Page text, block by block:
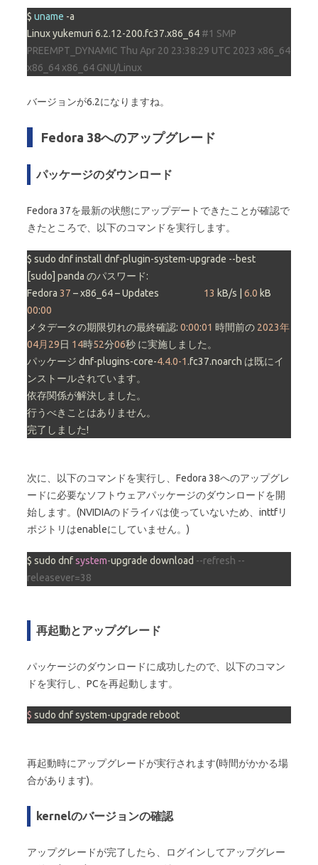
$ uname -a
Linux yukemuri 6.2.12-200.fc37.x86_64 #1 SMP
PREEMPT_DYNAMIC Thu Apr 20 23:38:29 UTC 2023 x86_64
x86_64 x86_64 GNU/Linux
バージョンが6.2になりますね。
Fedora 38へのアップグレード
パッケージのダウンロード
Fedora 37を最新の状態にアップデートできたことが確認で
きたところで、以下のコマンドを実行します。
$ sudo dnf install dnf-plugin-system-upgrade --best
[sudo] panda のパスワード:
Fedora 37 – x86_64 – Updates 13 kB/s | 6.0
00:00
メタデータの期限切れの最終確認: 0:00:01 時間前の 2023年
04月29日 14時52分06秒 に実施しました。
パッケージ dnf-plugins-core-4.4.0-1 .fc37.noarch は既にイ
ンストールされています。
依存関係が解決しました。
行うべきことはありません。
完了しました!
次に、以下のコマンドを実行し、Fedora 38へのアップグレ
ードに必要なソフトウェアパッケージのダウンロードを開
始します。(NVIDIAのドライバは使っていないため、inttfリ
ポジトリはenableにしていません。)
$ sudo dnf system-upgrade download --refresh --
releasever=38
再起動とアップグレード
パッケージのダウンロードに成功したので、以下のコマン
ドを実行し、PCを再起動します。
$ sudo dnf system-upgrade reboot
再起動時にアップグレードが実行されます(時間がかかる場
合があります)。
kernelのバージョンの確認
アップグレードが完了したら、ログインしてアップグレー